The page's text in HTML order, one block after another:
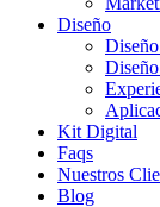
Diseño
Kit Digital
Faqs
Nuestros
Blog